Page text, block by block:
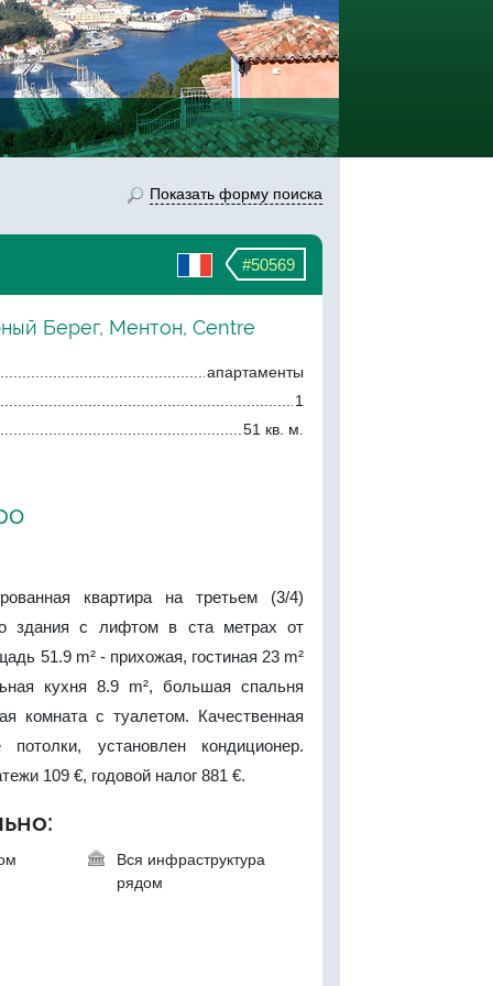
Показать форму поиска
#50569
Берег, Ментон, Centre
апартаменты
1
51 кв. м.
квартира на третьем (3/4)
здания с лифтом в ста метрах от
51.9 m² - прихожая, гостиная 23 m²
кухня 8.9 m², большая спальня
комната с туалетом. Качественная
потолки, установлен кондиционер.
109 €, годовой налог 881 €.
Вся инфраструктура
рядом